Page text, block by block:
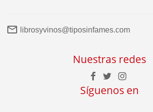
librosyvinos@tiposinfames.com
Nuestras redes
Síguenos en